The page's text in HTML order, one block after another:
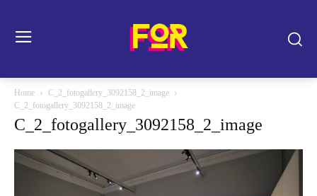
Home
C_2_fotogallery_3092158_2_image
C_2_fotogallery_3092158_2_image
C_2_fotogallery_3092158_2_image